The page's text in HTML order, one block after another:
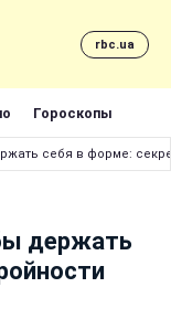
rbc.ua
Гороскопы
себя в форме:
держать